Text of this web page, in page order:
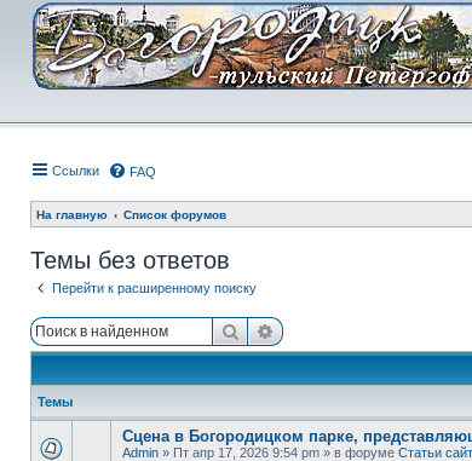
Ссылки FAQ
На главную Список форумов
Темы без ответов
Перейти к расширенному поиску
ПоискРасширенный поиск
Темы
Сцена в Богородицком парке,
Admin » Пт апр 17, 2026 9:54 pm » в форуме Статьи